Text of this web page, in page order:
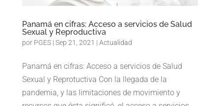
Panamá en cifras: Acceso a servicios de Salud
Sexual y Reproductiva
por PGES| Sep 21, 2021 | Actualidad
Panamá en cifras: Acceso a servicios de Salud
Sexual y Reprotuctiva Con la llegada de la
pandemia, y las limitaciones de movimiento y